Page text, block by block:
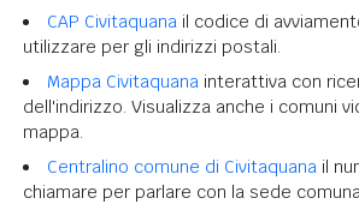
CAP Civitaquana il codice di
utilizzare per gli indirizzi postali.
Mappa Civitaquana interattiva con
dell'indirizzo. Visualizza anche i comuni
mappa.
Centralino comune di Civitaquana il
chiamare per parlare con la sede